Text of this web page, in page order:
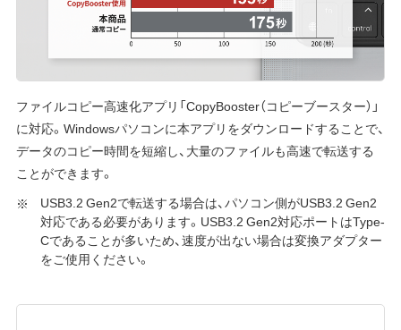
ファイルコピー高速化アプリ「CopyBooster（コピーブースター）」
に対応。Windowsパソコンに本アプリをダウンロードすることで、
データのコピー時間を短縮し、大量のファイルも高速で転送する
ことができます。
USB3.2 Gen2で転送する場合は、パソコン側がUSB3.2 Gen2
対応である必要があります。USB3.2 Gen2対応ポートはType-
Cであることが多いため、速度が出ない場合は変換アダプター
をご使用ください。